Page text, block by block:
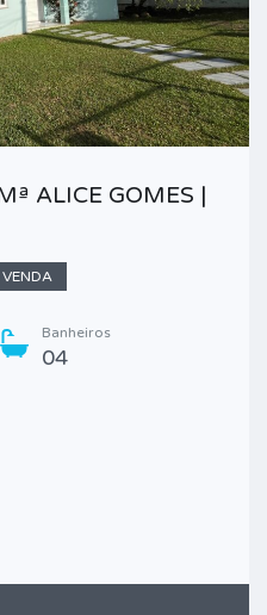
ALICE GOMES |
Banheiros
04